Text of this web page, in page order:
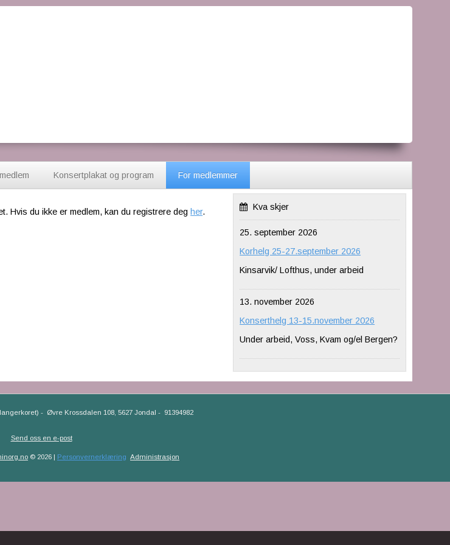
Konsertplakat og program For medlemmer
Hvis du ikke er medlem, kan du registrere deg her. Kva skjer
25. september 2026
Korhelg 25-27.september 2026
Kinsarvik/ Lofthus, under arbeid
13. november 2026
Konserthelg 13-15.november 2026
Under arbeid, Voss, Kvam og/el Bergen?
- Øvre Krossdalen 108, 5627 Jondal - 91394982
Send oss en e-post
© 2026 | Personvernerklæring Administrasjon